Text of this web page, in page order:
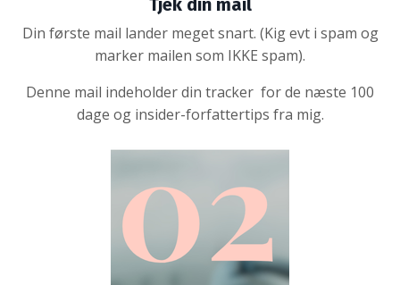
Tjek din mail
Din første mail lander meget snart. (Kig evt i spam og
marker mailen som IKKE spam).
Denne mail indeholder din tracker for de næste 100
dage og insider-forfattertips fra mig.